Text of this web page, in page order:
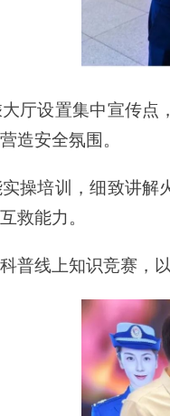
设置集中宣传点
造安全氛围。
培训，细致讲解
救能力。
线上知识竞赛，以